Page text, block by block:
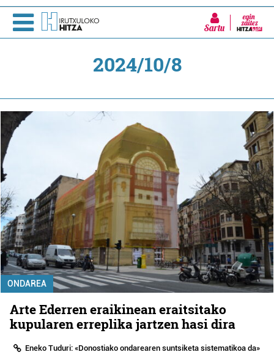
Sartu
2024/10/8
ONDAREA
Arte Ederren eraikinean eraitsitako
kupularen erreplika jartzen hasi dira
Eneko Tuduri: «Donostiako ondarearen suntsiketa sistematikoa da»